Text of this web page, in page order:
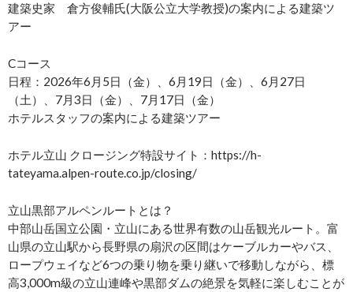
建築史家 倉方俊輔氏(大阪公立大学教授)の案内による建築ツ
アー
Cコース
日程：2026年6月5日（金）、6月19日（金）、6月27日
（土）、7月3日（金）、7月17日（金）
ホテルスタッフの案内による建築ツアー
ホテル立山 クロージング特設サイト：https://h-
tateyama.alpen-route.co.jp/closing/
立山黒部アルペンルートとは？
中部山岳国立公園・立山にある世界有数の山岳観光ルート。富
山県の立山駅から長野県の扇沢の区間はケーブルカーやバス、
ロープウェイなど6つの乗り物を乗り継いで移動しながら、標
高3,000m級の立山連峰や黒部ダムの絶景を気軽に楽しむことが